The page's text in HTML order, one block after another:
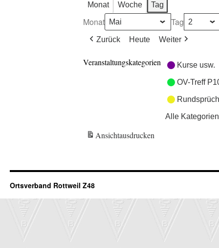
Monat Woche Tag
Monat Tag
Zurück Heute Weiter
Veranstaltungskategorien Kurse usw.
OV-Treff
Alle Kategorien
Ansichtausdrucken
Ortsverband Rottweil Z48